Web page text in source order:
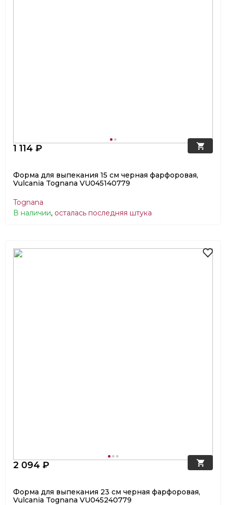
1 114 ₽
Форма для выпекания 15 см черная фарфоровая,
Vulcania Tognana VU045140779
Tognana
В наличии, осталась последняя штука
2 094 ₽
Форма для выпекания 23 см черная фарфоровая,
Vulcania Tognana VU045240779